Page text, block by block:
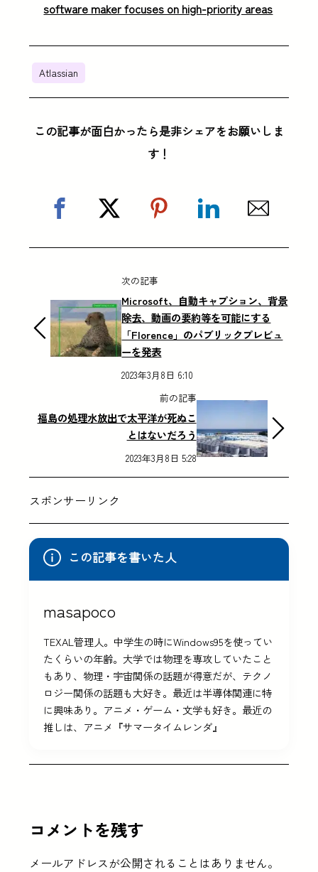
software maker focuses on high-priority areas
Atlassian
この記事が面白かったら是非シェアをお願いしま
す！
次の記事
Microsoft、自動キャプション、背景
除去、動画の要約等を可能にする
「Florence」のパブリックプレビュ
ーを発表
2023年3月8日 6:10
前の記事
福島の処理水放出で太平洋が死ぬこ
とはないだろう
2023年3月8日 5:28
スポンサーリンク
この記事を書いた人
masapoco
TEXAL管理人。中学生の時にWindows95を使ってい
たくらいの年齢。大学では物理を専攻していたこと
もあり、物理・宇宙関係の話題が得意だが、テクノ
ロジー関係の話題も大好き。最近は半導体関連に特
に興味あり。アニメ・ゲーム・文学も好き。最近の
推しは、アニメ『サマータイムレンダ』
コメントを残す
メールアドレスが公開されることはありません。